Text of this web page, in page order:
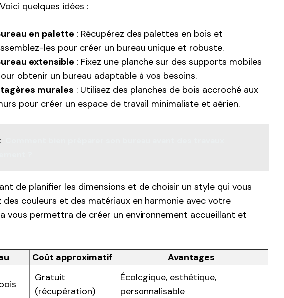
quelques idées :
en palette : Récupérez des palettes en bois et
les pour créer un bureau unique et robuste.
extensible : Fixez une planche sur des supports mobiles
obtenir un bureau adaptable à vos besoins.
murales : Utilisez des planches de bois accroché aux
pour créer un espace de travail minimaliste et aérien.
de planifier les dimensions et de choisir un style qui vous
des couleurs et des matériaux en harmonie avec votre
vous permettra de créer un environnement accueillant et
Coût approximatif Avantages
Gratuit
(récupération)
Écologique, esthétique,
personnalisable